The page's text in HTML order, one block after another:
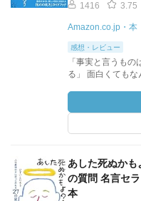
1416 3.75
Amazon.co.jp・本
感想・レビュー
「事実と言うも
る」 面白くても
あした死ぬか
の質問 名言セ
本